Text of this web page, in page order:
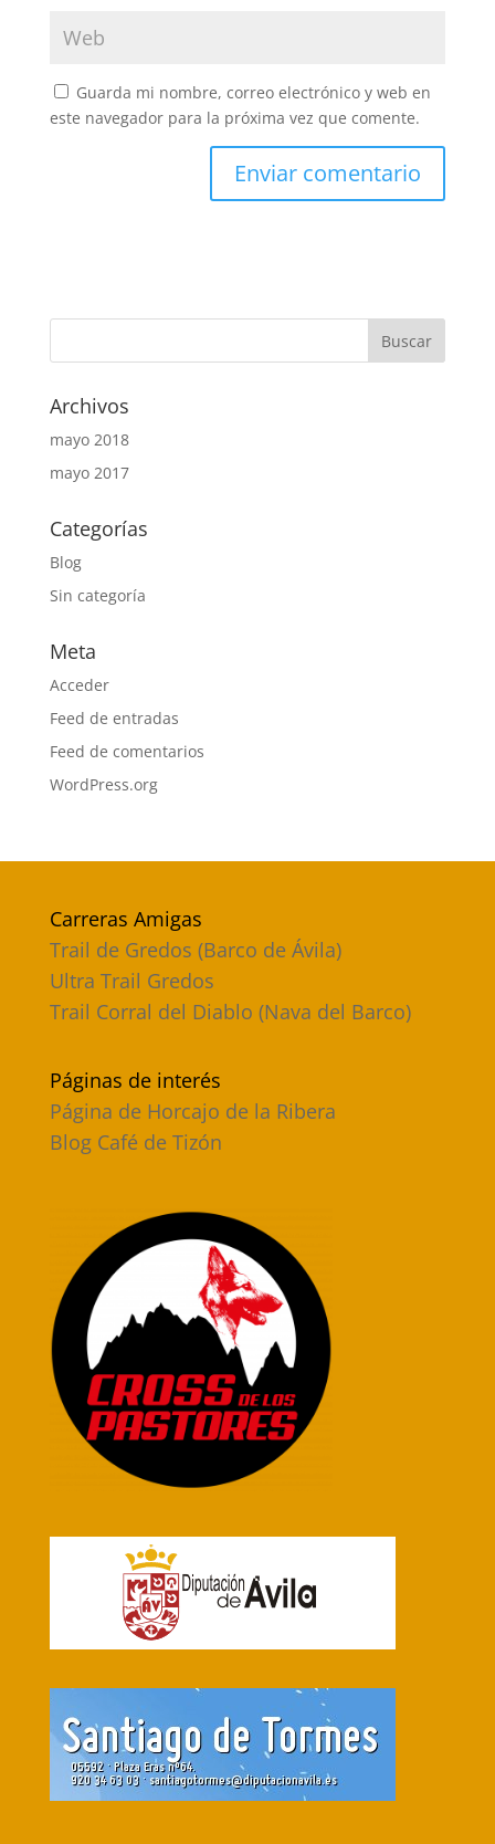
Guarda mi nombre, correo electrónico y web en
este navegador para la próxima vez que comente.
Archivos
mayo 2018
mayo 2017
Categorías
Blog
Sin categoría
Meta
Acceder
Feed de entradas
Feed de comentarios
WordPress.org
Carreras Amigas
Trail de Gredos (Barco de Ávila)
Ultra Trail Gredos
Trail Corral del Diablo (Nava del Barco)
Páginas de interés
Página de Horcajo de la Ribera
Blog Café de Tizón